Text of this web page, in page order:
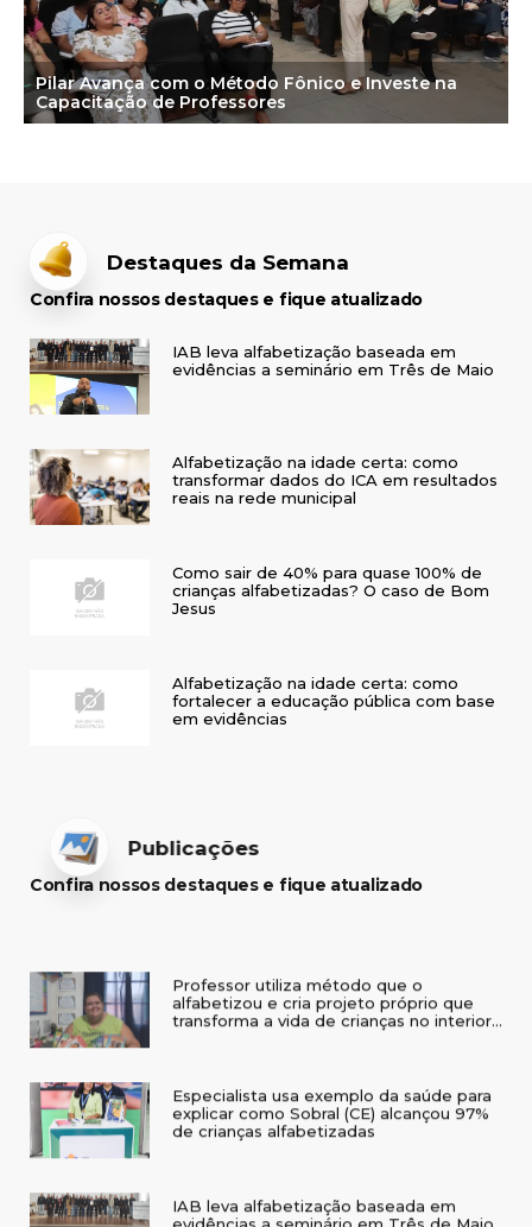
Pilar Avança com o Método Fônico e Investe na
Capacitação de Professores
Destaques da Semana
Confira nossos destaques e fique atualizado
IAB leva alfabetização baseada em
evidências a seminário em Três de Maio
Alfabetização na idade certa: como
transformar dados do ICA em resultados
reais na rede municipal
Como sair de 40% para quase 100% de
crianças alfabetizadas? O caso de Bom
Jesus
Alfabetização na idade certa: como
fortalecer a educação pública com base
em evidências
Publicações
Confira nossos destaques e fique atualizado
do RS